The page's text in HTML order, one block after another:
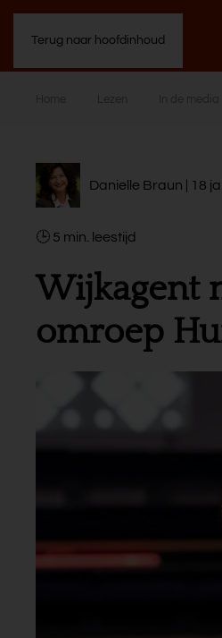
Terug naar hoofdinhoud
Home Lezen In de media
Danielle Braun | 18
5 min.
Wijkagent
omroep